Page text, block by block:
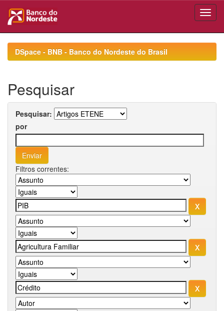
navigationDSpace - BNB - Banco do Nordeste do Brasil
Pesquisar
Pesquisar:
por
Filtros correntes: